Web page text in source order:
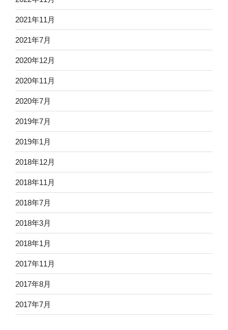
2021年11月
2021年7月
2020年12月
2020年11月
2020年7月
2019年7月
2019年1月
2018年12月
2018年11月
2018年7月
2018年3月
2018年1月
2017年11月
2017年8月
2017年7月